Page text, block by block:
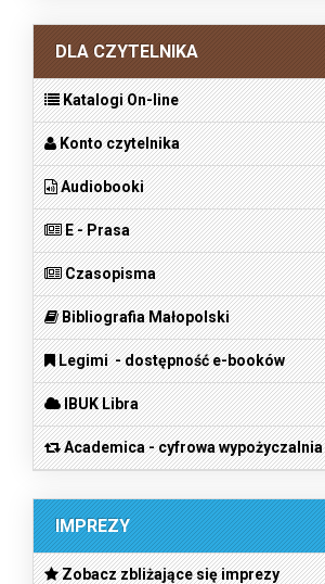
DLA CZYTELNIKA
Katalogi On-line
Konto czytelnika
Audiobooki
E - Prasa
Czasopisma
Bibliografia Małopolski
Legimi - dostępność e-booków
IBUK Libra
Academica - cyfrowa wypożyczalnia
IMPREZY
Zobacz zbliżające się imprezy